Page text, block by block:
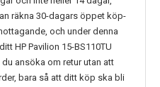
räkna 30-dagars öppet köp-
och under denna
HP Pavilion 15-BS110TU
ansöka om retur utan att
bara så att ditt köp ska bli